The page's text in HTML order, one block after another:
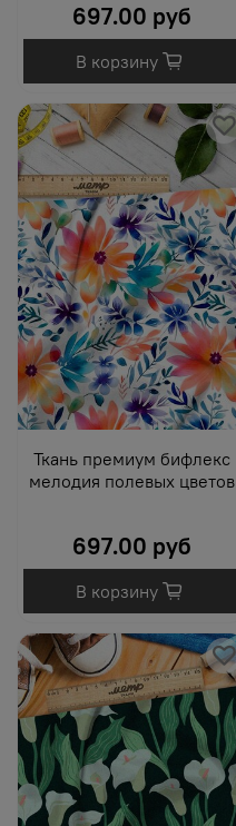
697.00 руб
В корзину
Ткань премиум бифлекс
мелодия полевых цветов
697.00 руб
В корзину